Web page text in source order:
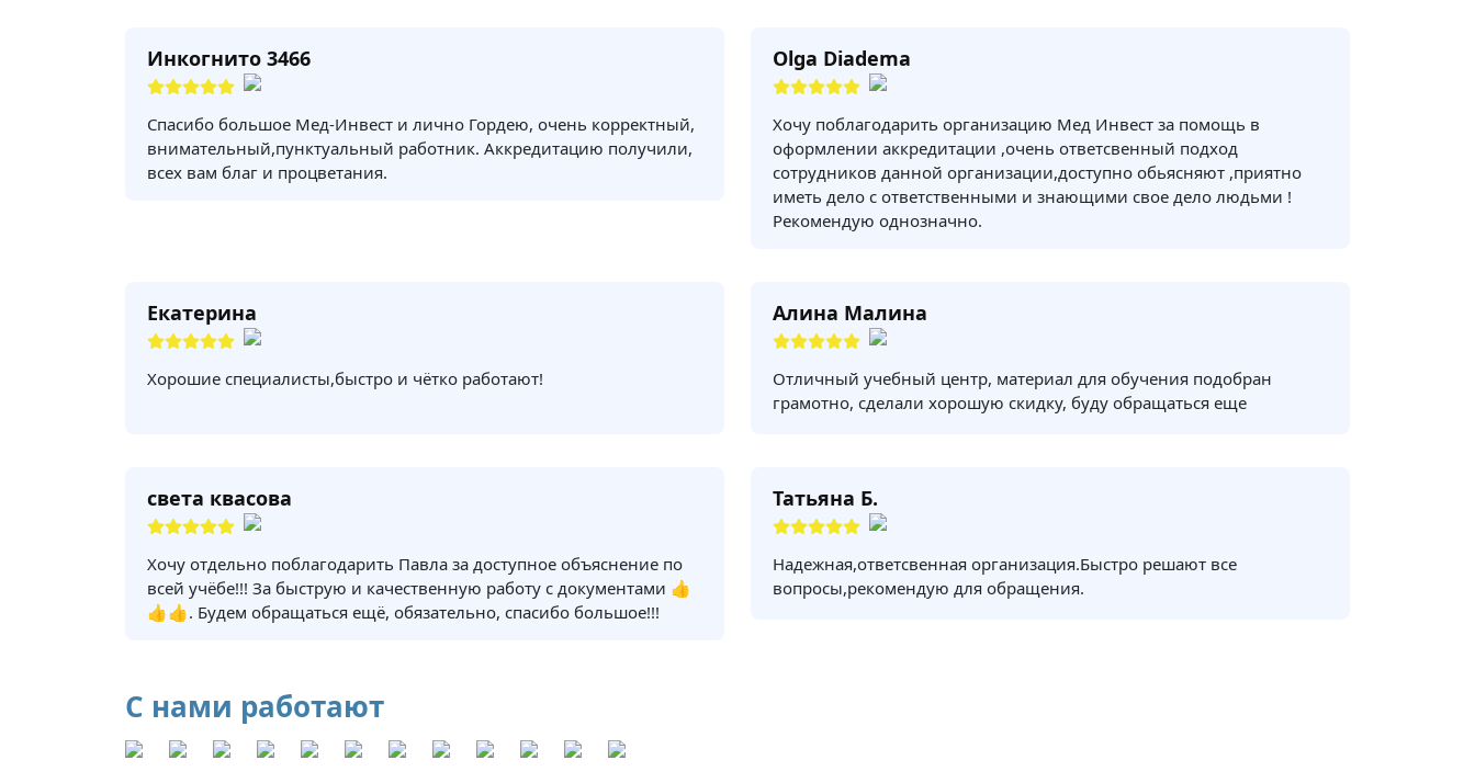
Инкогнито 3466
Спасибо большое Мед-Инвест и лично Гордею, очень корректный,
внимательный,пунктуальный работник. Аккредитацию получили,
всех вам благ и процветания.
Olga Diadema
Хочу поблагодарить организацию Мед Инвест за помощь в
оформлении аккредитации ,очень ответсвенный подход
сотрудников данной организации,доступно обьясняют ,приятно
иметь дело с ответственными и знающими свое дело людьми !
Рекомендую однозначно.
Екатерина
Хорошие специалисты,быстро и чётко работают!
Алина Малина
Отличный учебный центр, материал для обучения подобран
грамотно, сделали хорошую скидку, буду обращаться еще
света квасова
Хочу отдельно поблагодарить Павла за доступное объяснение по
всей учёбе!!! За быструю и качественную работу с документами 👍
👍👍. Будем обращаться ещё, обязательно, спасибо большое!!!
Татьяна Б.
Надежная,ответсвенная организация.Быстро решают все
вопросы,рекомендую для обращения.
С нами работают